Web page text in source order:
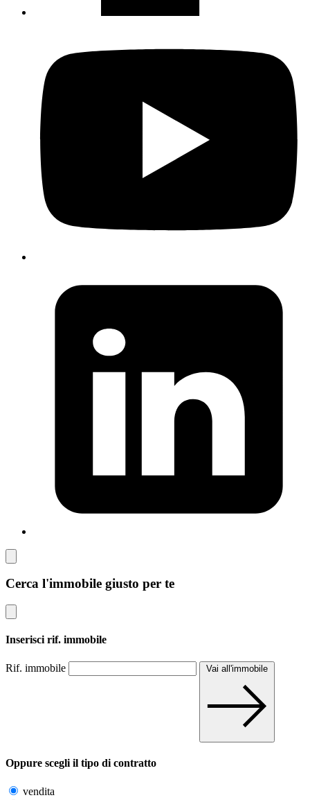
Cerca l'immobile giusto per te
Inserisci rif. immobile
Rif. immobile Vai all'immobile
Oppure scegli il tipo di contratto
vendita